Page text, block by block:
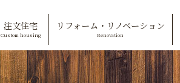
注文住宅
Custom housing
リフォーム・リノベーション
Renovation